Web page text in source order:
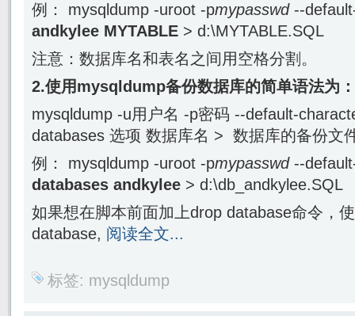
例： mysqldump -uroot -pmypasswd--
andkylee MYTABLE > d:\MYTABLE.SQL
注意：数据库名和表名之间用空格分割。
2.使用mysqldump备份数据库的简单语法为：
mysqldump -u用户名 -p密码 --default-
databases 选项 数据库名 > 数据库的备份文
例： mysqldump -uroot -pmypasswd--
databases andkylee > d:\db_andkylee.SQL
如果想在脚本前面加上drop database命令，
database, 阅读全文...
标签: mysqldump